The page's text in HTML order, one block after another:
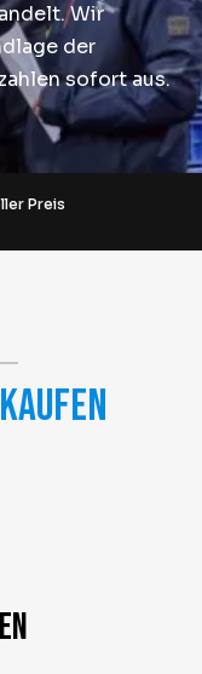
Wir
der
sofort aus.
Preis